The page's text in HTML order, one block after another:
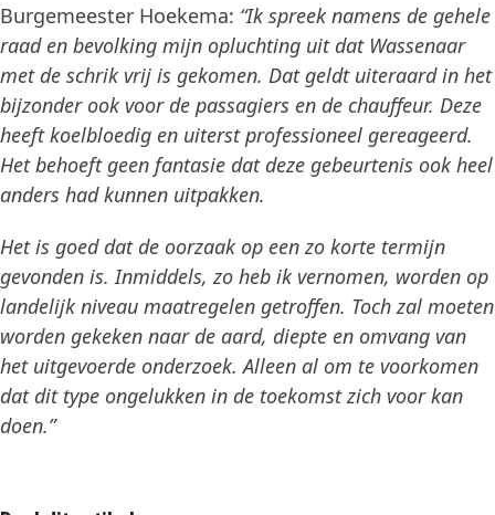
Burgemeester Hoekema: “Ik spreek namens de gehele
raad en bevolking mijn opluchting uit dat Wassenaar
met de schrik vrij is gekomen. Dat geldt uiteraard in het
bijzonder ook voor de passagiers en de chauffeur. Deze
heeft koelbloedig en uiterst professioneel gereageerd.
Het behoeft geen fantasie dat deze gebeurtenis ook heel
anders had kunnen uitpakken.
Het is goed dat de oorzaak op een zo korte termijn
gevonden is. Inmiddels, zo heb ik vernomen, worden op
landelijk niveau maatregelen getroffen. Toch zal moeten
worden gekeken naar de aard, diepte en omvang van
het uitgevoerde onderzoek. Alleen al om te voorkomen
dat dit type ongelukken in de toekomst zich voor kan
doen.”